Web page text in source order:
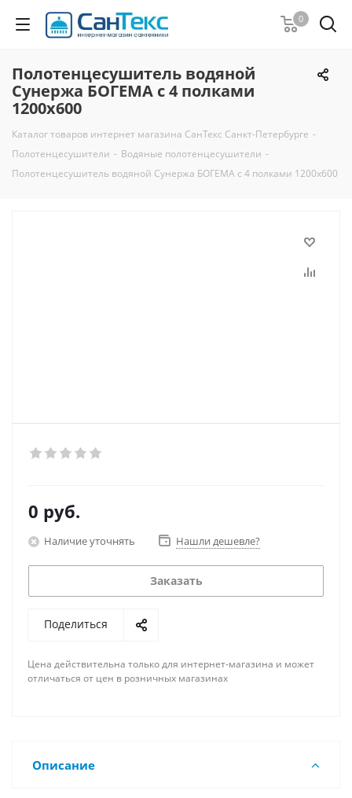
0
Полотенцесушитель водяной
Сунержа БОГЕМА с 4 полками
1200х600
Каталог товаров интернет магазина СанТекс Санкт-Петербурге -
Полотенцесушители - Водяные полотенцесушители -
Полотенцесушитель водяной Сунержа БОГЕМА с 4 полками 1200х600
0 руб.
Наличие уточнять Нашли дешевле?
Заказать
Поделиться
Цена действительна только для интернет-магазина и может
отличаться от цен в розничных магазинах
Описание